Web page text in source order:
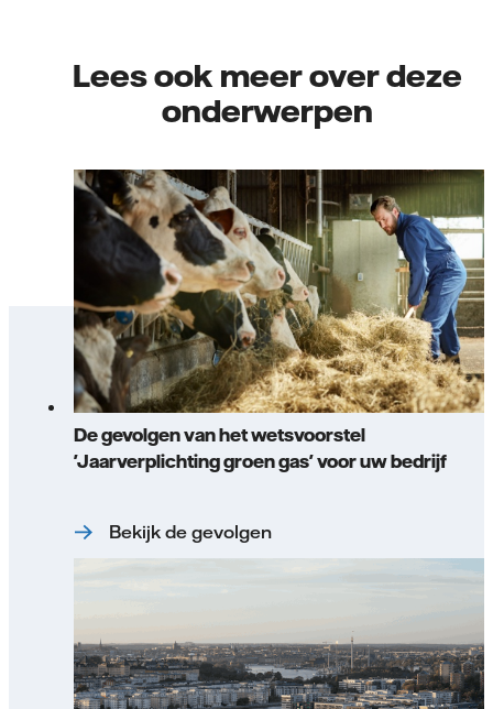
Lees ook meer over deze
onderwerpen
De gevolgen van het wetsvoorstel
'Jaarverplichting groen gas' voor uw bedrijf
Bekijk de gevolgen